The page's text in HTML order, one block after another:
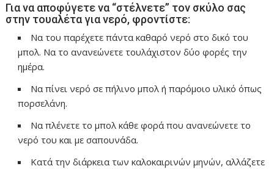
Για να αποφύγετε να “στέλνετε” τον σκύλο σας
στην τουαλέτα για νερό, φροντίστε:
Να του παρέχετε πάντα καθαρό νερό στο δικό του
μπολ. Να το ανανεώνετε τουλάχιστον δύο φορές την
ημέρα.
Να πίνει νερό σε πήλινο μπολ ή παρόμοιο υλικό όπως
πορσελάνη.
Να πλένετε το μπολ κάθε φορά που ανανεώνετε το
νερό του και με σαπουνάδα.
Κατά την διάρκεια των καλοκαιρινών μηνών, αλλάζετε